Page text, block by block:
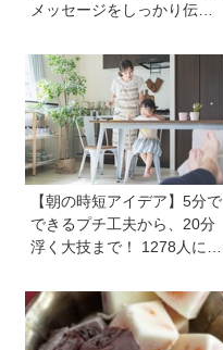
メッセージをしっかり伝え
り残します！
【朝の時短アイデア】5分で
できるプチ工夫から、20分
浮く大技まで！ 1278人に聞
切る工夫を大公開《HugKu
m総研》